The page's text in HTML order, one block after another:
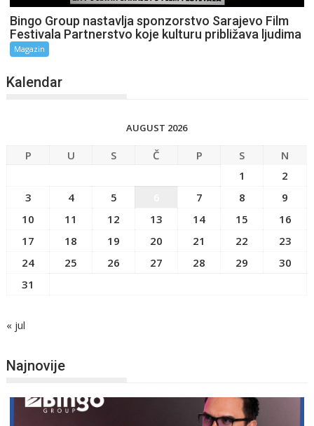
Bingo Group nastavlja sponzorstvo Sarajevo Film
Festivala Partnerstvo koje kulturu približava ljudima
Magazin
Kalendar
AUGUST 2026
P U S Č P S
N
1
2
3
4 5 7 8
9
10
11 12 13 14 15
16
17
18 19 20 21 22
23
24
25 26 27 28 29
30
31
« jul
Najnovije